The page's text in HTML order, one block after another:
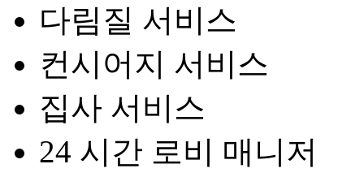
다림질 서비스
컨시어지 서비스
집사 서비스
24 시간 로비 매니저